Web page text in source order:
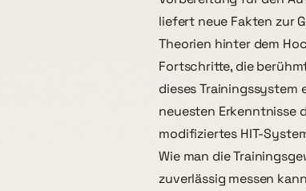
liefert neue Fakten zur
Theorien hinter dem
Fortschritte, die
dieses
neuesten Erkenntnisse
modifiziertes HIT-
Wie man die
zuverlässig messen